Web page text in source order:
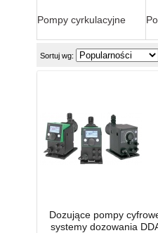
Pompy cyrkulacyjne
Sortuj wg:
Dozujące pompy
systemy dozowania